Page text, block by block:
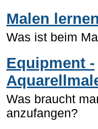
Malen
Was ist beim
Equipment -
Was braucht
anzufangen?